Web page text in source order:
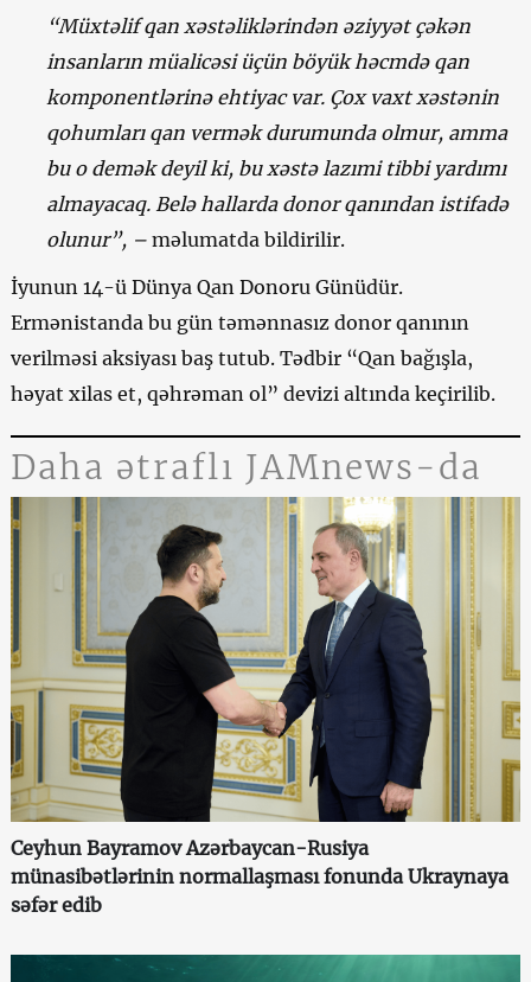
“Müxtəlif qan xəstəliklərindən əziyyət çəkən
insanların müalicəsi üçün böyük həcmdə qan
komponentlərinə ehtiyac var. Çox vaxt xəstənin
qohumları qan vermək durumunda olmur, amma
bu o demək deyil ki, bu xəstə lazımi tibbi yardımı
almayacaq. Belə hallarda donor qanından istifadə
olunur”, –məlumatda bildirilir.
İyunun 14-ü Dünya Qan Donoru Günüdür.
Ermənistanda bu gün təmənnasız donor qanının
verilməsi aksiyası baş tutub. Tədbir “Qan bağışla,
həyat xilas et, qəhrəman ol” devizi altında keçirilib.
Daha ətraflı JAMnews-da
Ceyhun Bayramov Azərbaycan-Rusiya
münasibətlərinin normallaşması fonunda Ukraynaya
səfər edib